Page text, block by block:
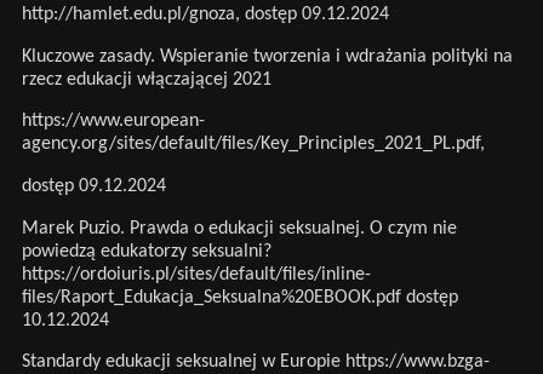
http://hamlet.edu.pl/gnoza, dostęp 09.12.2024
Kluczowe zasady. Wspieranie tworzenia i wdrażania polityki na
rzecz edukacji włączającej 2021
https://www.european-
agency.org/sites/default/files/Key_Principles_2021_PL.pdf,
dostęp 09.12.2024
Marek Puzio. Prawda o edukacji seksualnej. O czym nie
powiedzą edukatorzy seksualni?
https://ordoiuris.pl/sites/default/files/inline-
files/Raport_Edukacja_Seksualna%20EBOOK.pdfdostęp
10.12.2024
Standardy edukacji seksualnej w Europie https://www.bzga-